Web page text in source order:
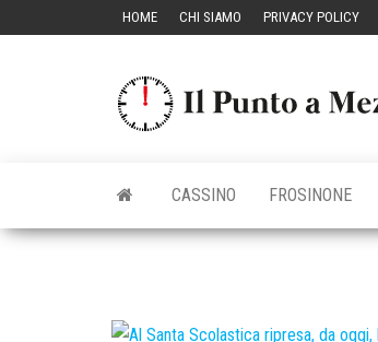
HOME CHI SIAMO PRIVACY POLICY
CASSINO FROSINONE